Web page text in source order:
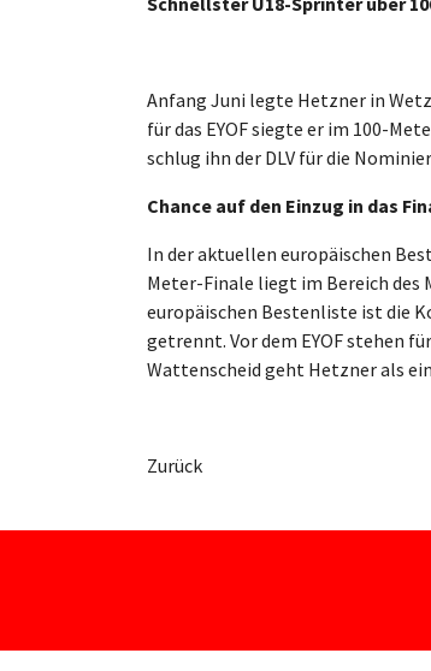
Anfang Juni legte Hetzner in
für das EYOF siegte er im 100-
schlug ihn der DLV für die
Chance auf den Einzug in das
In der aktuellen europäischen
Meter-Finale liegt im Bereich des
europäischen Bestenliste ist die
getrennt. Vor dem EYOF stehen
Wattenscheid geht Hetzner als
Zurück